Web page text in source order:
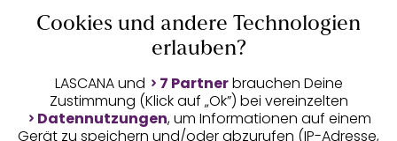
Auszeichnungen
Cookies und andere Technologien
erlauben?
LASCANA und 7 Partnerbrauchen Deine
Zustimmung (Klick auf „Ok”) bei vereinzelten
Datennutzungen, um Informationen auf einem
Gerät zu speichern und/oder abzurufen (IP-Adresse,